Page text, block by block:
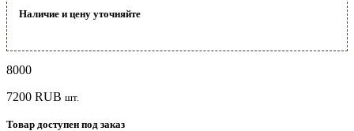
Наличие и цену уточняйте
8000
7200 RUB шт.
Товар доступен под заказ